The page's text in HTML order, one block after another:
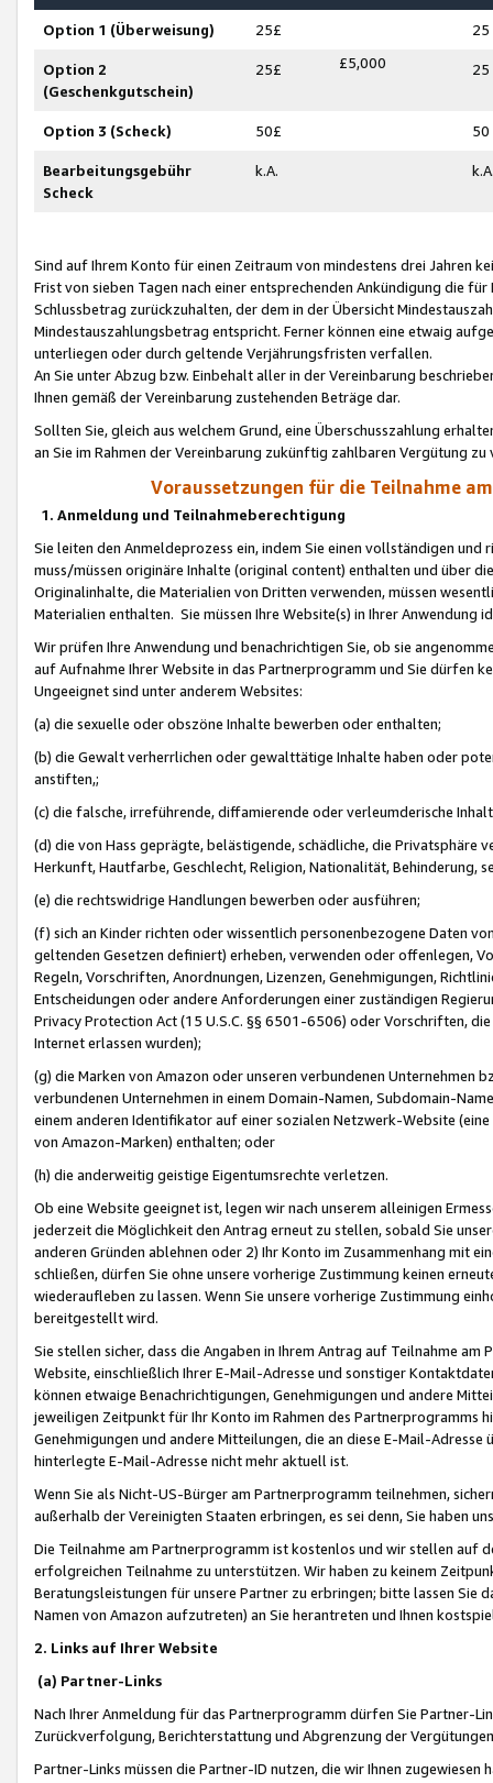
Option 1 (Überweisung) 25£ 25
Option 2
(Geschenkgutschein)
25£ £5,000 25
Option 3 (Scheck) 50£ 50
Bearbeitungsgebühr
Scheck
k.A.
Sind auf Ihrem Konto für einen Zeitraum von mindestens drei Jahren
Frist von sieben Tagen nach einer entsprechenden Ankündigung die
Schlussbetrag zurückzuhalten, der dem in der Übersicht
Mindestauszahlungsbetrag entspricht. Ferner können eine etwaig
unterliegen oder durch geltende Verjährungsfristen verfallen.
An Sie unter Abzug bzw. Einbehalt aller in der Vereinbarung
Ihnen gemäß der Vereinbarung zustehenden Beträge dar.
Sollten Sie, gleich aus welchem Grund, eine Überschusszahlung
an Sie im Rahmen der Vereinbarung zukünftig zahlbaren Vergütung zu
Voraussetzungen für die Teilnahme
1. Anmeldung und Teilnahmeberechtigung
Sie leiten den Anmeldeprozess ein, indem Sie einen vollständigen
muss/müssen originäre Inhalte (original content) enthalten und über
Originalinhalte, die Materialien von Dritten verwenden, müssen
Materialien enthalten. Sie müssen Ihre Website(s) in Ihrer Anwendung
Wir prüfen Ihre Anwendung und benachrichtigen Sie, ob sie
auf Aufnahme Ihrer Website in das Partnerprogramm und Sie dürfen
Ungeeignet sind unter anderem Websites:
(a) die sexuelle oder obszöne Inhalte bewerben oder enthalten;
(b) die Gewalt verherrlichen oder gewalttätige Inhalte haben oder
anstiften,;
(c) die falsche, irreführende, diffamierende oder verleumderische
(d) die von Hass geprägte, belästigende, schädliche, die Privatsphäre
Herkunft, Hautfarbe, Geschlecht, Religion, Nationalität, Behinderung,
(e) die rechtswidrige Handlungen bewerben oder ausführen;
(f) sich an Kinder richten oder wissentlich personenbezogene Daten
geltenden Gesetzen definiert) erheben, verwenden oder offenlegen,
Regeln, Vorschriften, Anordnungen, Lizenzen, Genehmigungen,
Entscheidungen oder andere Anforderungen einer zuständigen
Privacy Protection Act (15 U.S.C. §§ 6501-6506) oder Vorschriften,
Internet erlassen wurden);
(g) die Marken von Amazon oder unseren verbundenen Unternehmen
verbundenen Unternehmen in einem Domain-Namen, Subdomain-
einem anderen Identifikator auf einer sozialen Netzwerk-Website
von Amazon-Marken) enthalten; oder
(h) die anderweitig geistige Eigentumsrechte verletzen.
Ob eine Website geeignet ist, legen wir nach unserem alleinigen
jederzeit die Möglichkeit den Antrag erneut zu stellen, sobald Sie
anderen Gründen ablehnen oder 2) Ihr Konto im Zusammenhang mit
schließen, dürfen Sie ohne unsere vorherige Zustimmung keinen
wiederaufleben zu lassen. Wenn Sie unsere vorherige Zustimmung
bereitgestellt wird.
Sie stellen sicher, dass die Angaben in Ihrem Antrag auf Teilnahme
Website, einschließlich Ihrer E-Mail-Adresse und sonstiger
können etwaige Benachrichtigungen, Genehmigungen und andere
jeweiligen Zeitpunkt für Ihr Konto im Rahmen des Partnerprogramms
Genehmigungen und andere Mitteilungen, die an diese E-Mail-
hinterlegte E-Mail-Adresse nicht mehr aktuell ist.
Wenn Sie als Nicht-US-Bürger am Partnerprogramm teilnehmen,
außerhalb der Vereinigten Staaten erbringen, es sei denn, Sie haben
Die Teilnahme am Partnerprogramm ist kostenlos und wir stellen auf
erfolgreichen Teilnahme zu unterstützen. Wir haben zu keinem
Beratungsleistungen für unsere Partner zu erbringen; bitte lassen Sie
Namen von Amazon aufzutreten) an Sie herantreten und Ihnen
2. Links auf Ihrer Website
(a) Partner-Links
Nach Ihrer Anmeldung für das Partnerprogramm dürfen Sie Partner-
Zurückverfolgung, Berichterstattung und Abgrenzung der
Partner-Links müssen die Partner-ID nutzen, die wir Ihnen zugewiesen